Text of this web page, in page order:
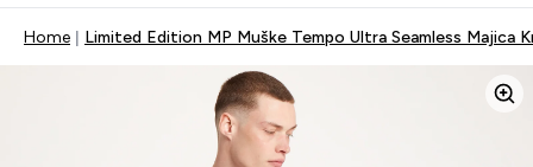
Home Limited Edition MP Muške Tempo Ultra Seamless Majica